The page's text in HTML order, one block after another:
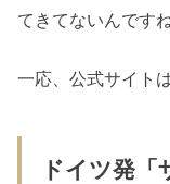
てきてないんですね
一応、公式サイト
ドイツ発